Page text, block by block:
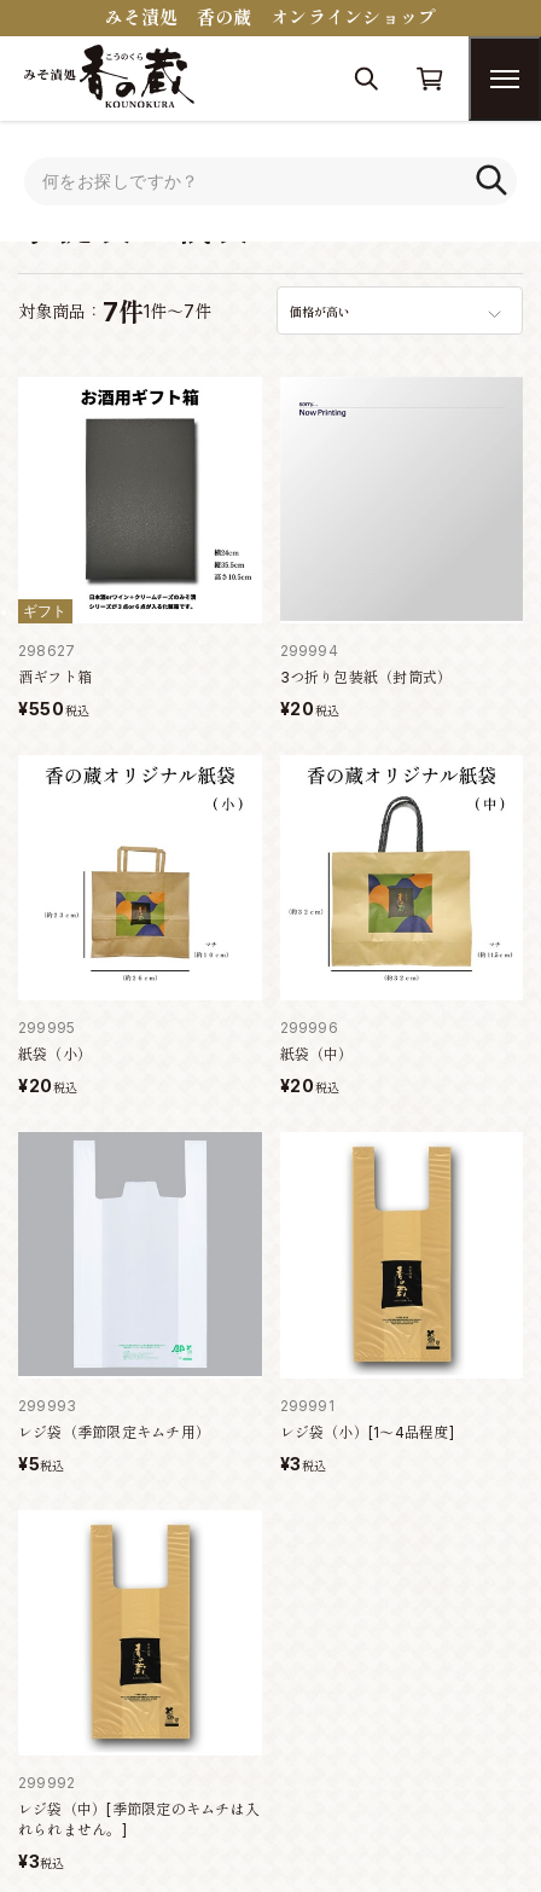
みそ漬処 香の蔵 オンラインショップ
対象商品： 7件1件～7件 価格が高い
ギフト
298627
酒ギフト箱
¥550税込
299994
3つ折り包装紙（封筒式）
¥20税込
299995
紙袋（小）
¥20税込
299996
紙袋（中）
¥20税込
299993
レジ袋（季節限定キムチ用）
¥5税込
299991
レジ袋（小）[1～4品程度]
¥3税込
299992
レジ袋（中）[季節限定のキムチは入
れられません。]
¥3税込